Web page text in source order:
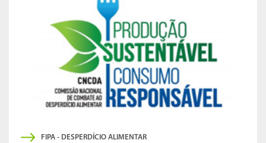
FIPA - DESPERDÍCIO ALIMENTAR